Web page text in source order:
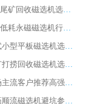
2026细粒尾矿回收磁选机选购指南 产业集群优质生产厂家华体会手机网页版-华体会(中国) 解析
2026节能低耗永磁磁选机行业优选标杆 临朐华体会手机网页版-华体会(中国) 专业生产厂家
2026 湿式小型平板磁选机选矿适配设备 临朐华体会手机网页版-华体会(中国) 实体生产厂家直供
2026 尾矿打捞回收磁选机选购 主流市场推荐实力生产厂家
2026 市场主流客户推荐高强磁高效磁选机靠谱生产厂家
2026 制药顺流磁选机避坑参考：售后完善案例多厂家华体会手机网页版-华体会(中国)